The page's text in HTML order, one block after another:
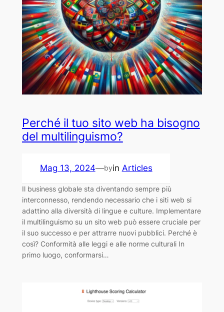
Perché il tuo sito web ha bisogno
del multilinguismo?
Mag 13, 2024—byin Articles
Il business globale sta diventando sempre più
interconnesso, rendendo necessario che i siti web si
adattino alla diversità di lingue e culture. Implementare
il multilinguismo su un sito web può essere cruciale per
il suo successo e per attrarre nuovi pubblici. Perché è
così? Conformità alle leggi e alle norme culturali In
primo luogo, conformarsi…